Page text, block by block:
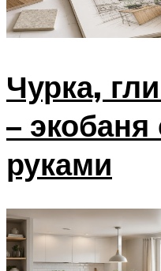
Чурка,
–
руками